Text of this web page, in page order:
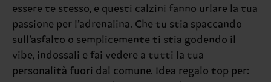
essere te stesso, e questi calzini fanno urlare la tua
passione per l’adrenalina. Che tu stia spaccando
sull’asfalto o semplicemente ti stia godendo il
vibe, indossali e fai vedere a tutti la tua
personalità fuori dal comune. Idea regalo top per: